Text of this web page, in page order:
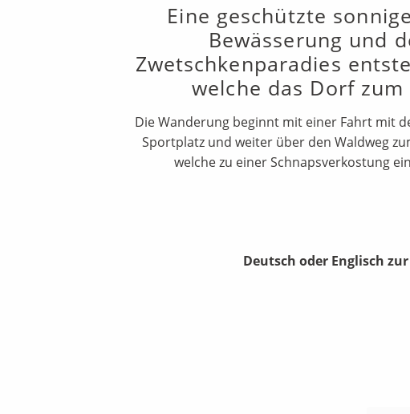
Eine geschützte
Bewässerung und
Zwetschkenparadies
welche das Dorf
Die Wanderung beginnt mit einer Fahrt mit
Sportplatz und weiter über den Waldweg
welche zu einer Schnapsverkostung
Deutsch oder Englisch